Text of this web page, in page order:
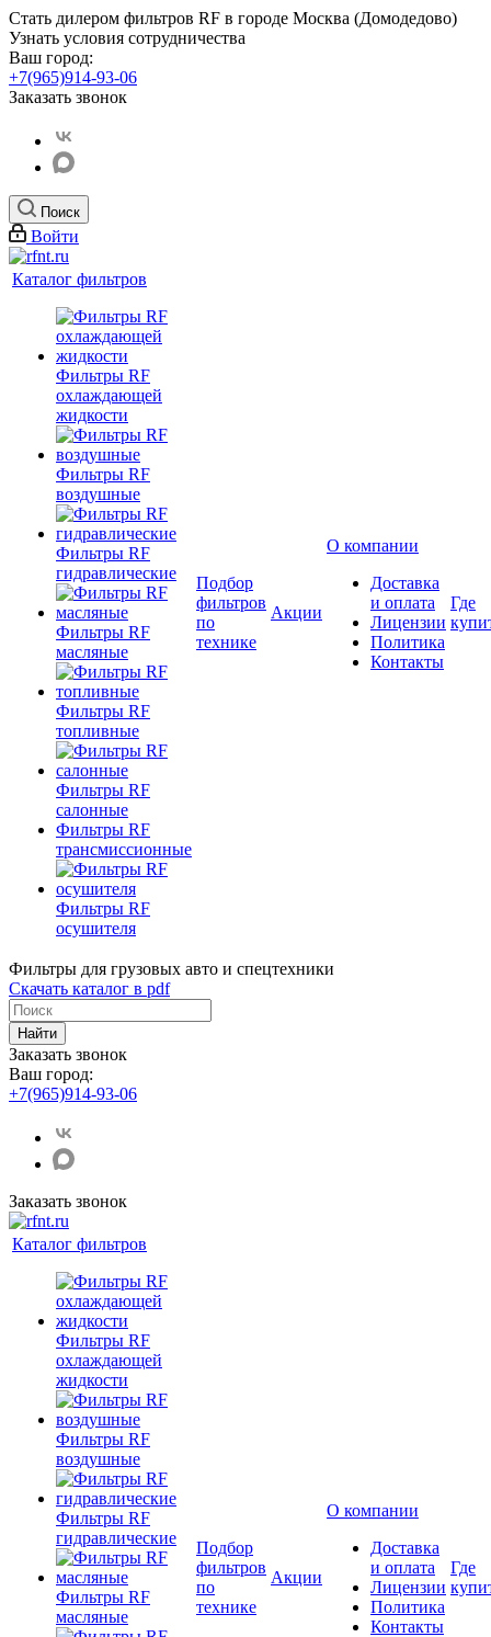
Стать дилером фильтров RF в городе Москва (Домодедово)
Узнать условия сотрудничества
Ваш город:
+7(965)914-93-06
Заказать звонок
Поиск
Войти
Каталог фильтров
Фильтры RF
охлаждающей
жидкости
Фильтры RF
воздушные
Фильтры RF
гидравлические
Фильтры RF
масляные
Фильтры RF
топливные
Фильтры RF
салонные
Фильтры RF
трансмиссионные
Фильтры RF
осушителя
Подбор
фильтров
по
технике
Акции
О компании
Доставка
и оплата
Лицензии
Политика
Контакты
Где
Фильтры для грузовых авто и спецтехники
Скачать каталог в pdf
Найти
Заказать звонок
Ваш город:
+7(965)914-93-06
Заказать звонок
Каталог фильтров
Фильтры RF
охлаждающей
жидкости
Фильтры RF
воздушные
Фильтры RF
гидравлические
Фильтры RF
масляные
Подбор
фильтров
по
технике
Акции
О компании
Доставка
и оплата
Лицензии
Политика
Контакты
Где